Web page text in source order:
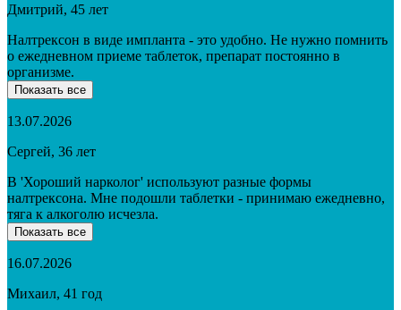
Дмитрий, 45 лет
Налтрексон в виде импланта - это удобно. Не нужно помнить
о ежедневном приеме таблеток, препарат постоянно в
организме.
Показать все
13.07.2026
Сергей, 36 лет
В 'Хороший нарколог' используют разные формы
налтрексона. Мне подошли таблетки - принимаю ежедневно,
тяга к алкоголю исчезла.
Показать все
16.07.2026
Михаил, 41 год